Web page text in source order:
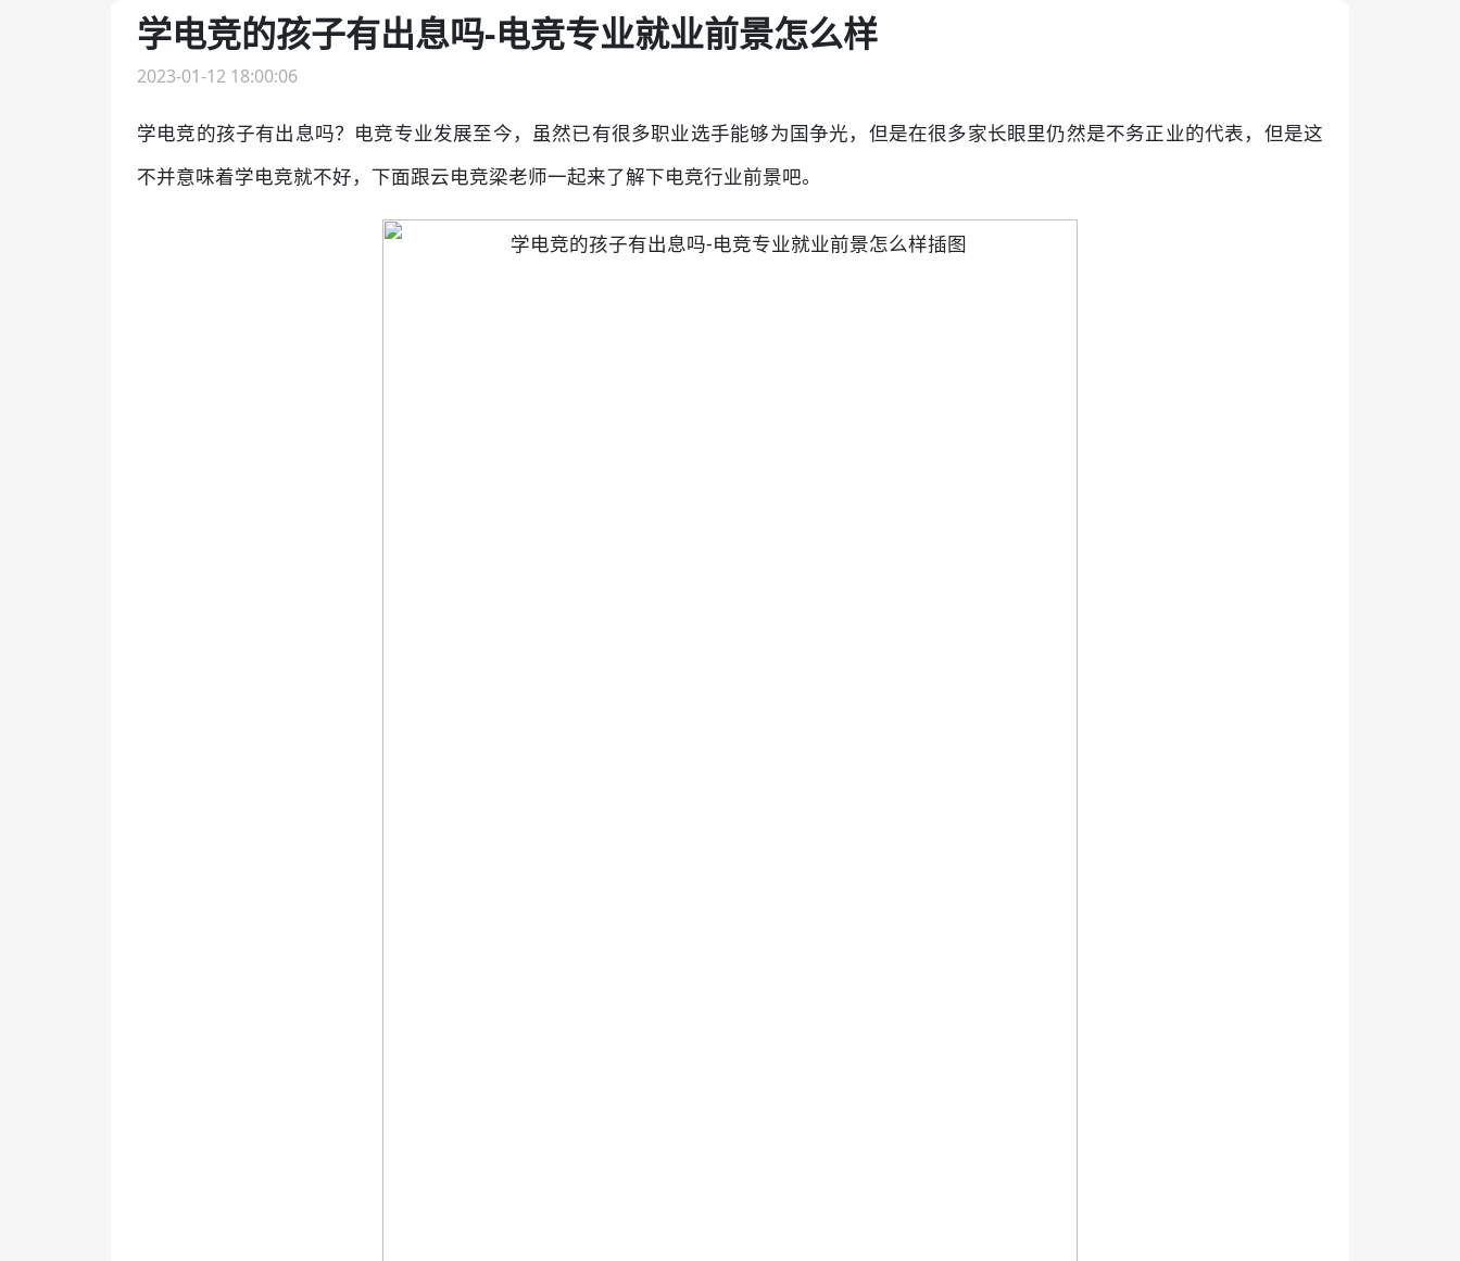
学电竞的孩子有出息吗-电竞专业就业前景怎么样
2023-01-12 18:00:06
学电竞的孩子有出息吗？电竞专业发展至今，虽然已有很多职业选手能够为国争光，但是在很多家长眼里仍然是不务正业的代表，但是这
不并意味着学电竞就不好，下面跟云电竞梁老师一起来了解下电竞行业前景吧。